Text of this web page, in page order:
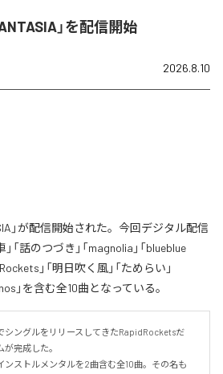
」を配信開始
2026.8.10
」が配信開始された。今回デジタル配信
「話のつづき」「magnolia」「blueblue
」「明日吹く風」「ためらい」
」を含む全10曲となっている。
シングルをリリースしてきたRapidRocketsだ
完成した。
ンストルメンタルを2曲含む全10曲。その名も